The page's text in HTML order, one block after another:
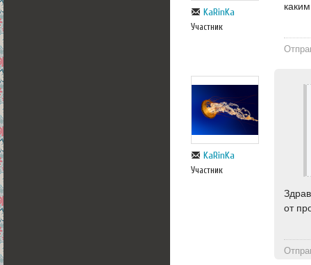
KaRinKa
Участник
KaRinKa
Участник
от